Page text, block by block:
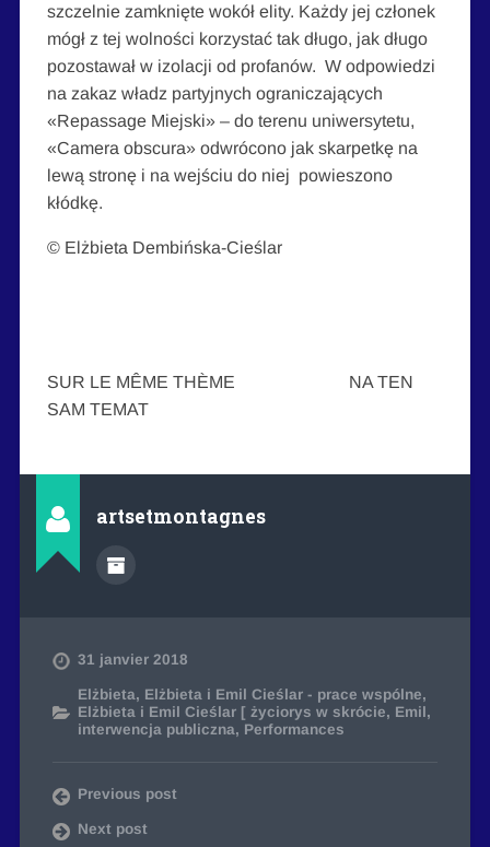
szczelnie zamknięte wokół elity. Każdy jej członek
mógł z tej wolności korzystać tak długo, jak długo
pozostawał w izolacji od profanów. W odpowiedzi
na zakaz władz partyjnych ograniczających
«Repassage Miejski» – do terenu uniwersytetu,
«Camera obscura» odwrócono jak skarpetkę na
lewą stronę i na wejściu do niej powieszono
kłódkę.
© Elżbieta Dembińska-Cieślar
SUR LE MÊME THÈME NA TEN
SAM TEMAT
artsetmontagnes
31 janvier 2018
Elżbieta, Elżbieta i Emil Cieślar - prace wspólne,
Elżbieta i Emil Cieślar [ życiorys w skrócie, Emil,
interwencja publiczna, Performances
Previous post
Next post